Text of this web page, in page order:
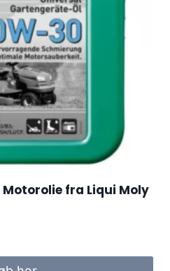
fra Liqui Moly